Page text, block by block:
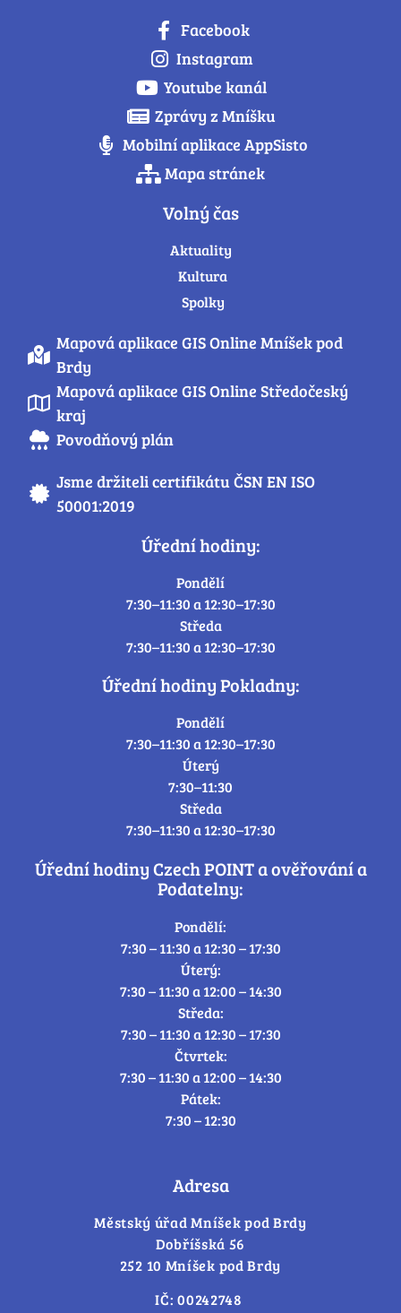
Facebook
Instagram
Youtube kanál
Zprávy z Mníšku
Mobilní aplikace AppSisto
Mapa stránek
Volný čas
Aktuality
Kultura
Spolky
Mapová aplikace GIS Online Mníšek pod
Brdy
Mapová aplikace GIS Online Středočeský
kraj
Povodňový plán
Jsme držiteli certifikátu ČSN EN ISO
50001:2019
Úřední hodiny:
Pondělí
7:30–11:30 a 12:30–17:30
Středa
7:30–11:30 a 12:30–17:30
Úřední hodiny Pokladny:
Pondělí
7:30–11:30 a 12:30–17:30
Úterý
7:30–11:30
Středa
7:30–11:30 a 12:30–17:30
Úřední hodiny Czech POINT a ověřování a
Podatelny:
Pondělí:
7:30 – 11:30 a 12:30 – 17:30
Úterý:
7:30 – 11:30 a 12:00 – 14:30
Středa:
7:30 – 11:30 a 12:30 – 17:30
Čtvrtek:
7:30 – 11:30 a 12:00 – 14:30
Pátek:
7:30 – 12:30
Adresa
Městský úřad Mníšek pod Brdy
Dobříšská 56
252 10 Mníšek pod Brdy
IČ: 00242748